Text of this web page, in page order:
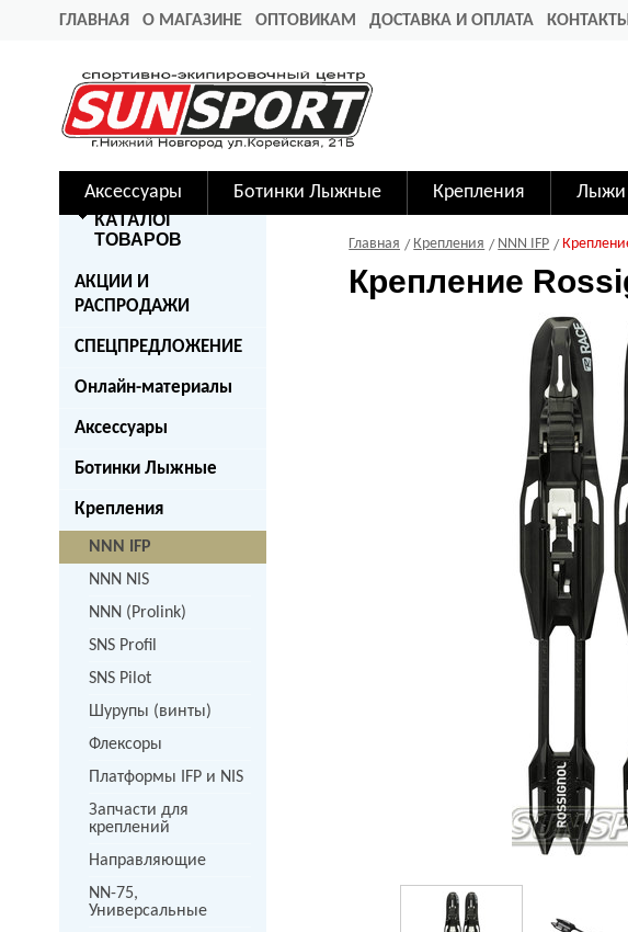
ГЛАВНАЯ О МАГАЗИНЕ ОПТОВИКАМ ДОСТАВКА И ОПЛАТА КОНТАКТЫ
Аксессуары Ботинки Лыжные Крепления Лыжи
КАТАЛОГ
ТОВАРОВ
АКЦИИ И
РАСПРОДАЖИ
СПЕЦПРЕДЛОЖЕНИЕ
Онлайн-материалы
Аксессуары
Ботинки Лыжные
Крепления
NNN IFP
NNN NIS
NNN (Prolink)
SNS Profil
SNS Pilot
Шурупы (винты)
Флексоры
Платформы IFP и NIS
Запчасти для
креплений
Направляющие
NN-75,
Универсальные
Главная Крепления NNN IFP
Крепление